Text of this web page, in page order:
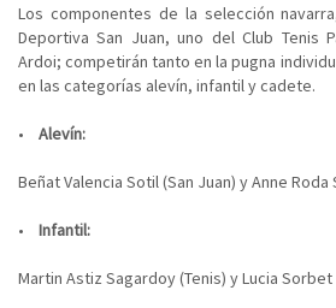
Los componentes de la selección
Deportiva San Juan, uno del Club Tenis
Ardoi; competirán tanto en la pugna
en las categorías alevín, infantil y cadete.
• Alevín:
Beñat Valencia Sotil (San Juan) y Anne Roda
• Infantil:
Martin Astiz Sagardoy (Tenis) y Lucia